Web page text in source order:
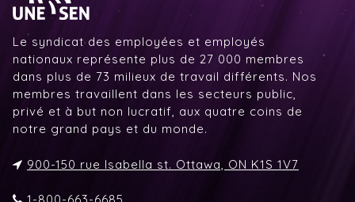
Le syndicat des employées et employés
nationaux représente plus de 27 000 membres
dans plus de 73 milieux de travail différents. Nos
membres travaillent dans les secteurs public,
privé et à but non lucratif, aux quatre coins de
notre grand pays et du monde.
900-150 rue Isabella st. Ottawa, ON K1S 1V7